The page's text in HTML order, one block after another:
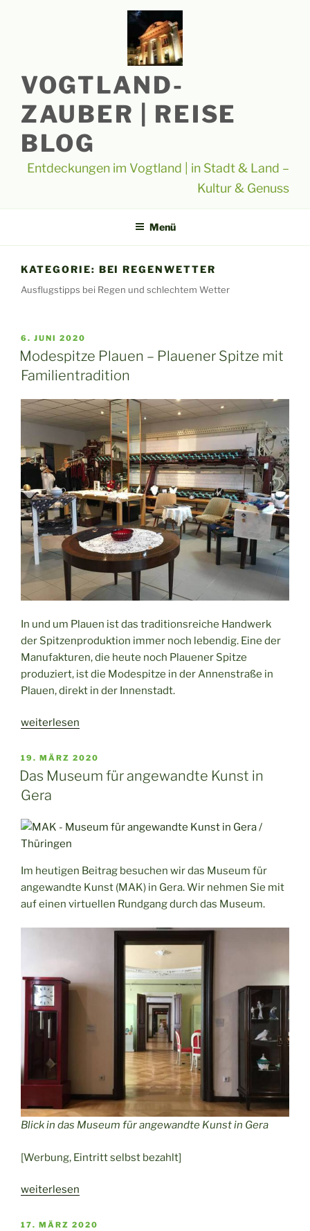
VOGTLAND-
ZAUBER | REISE
BLOG
Entdeckungen im Vogtland | in Stadt & Land –
Kultur & Genuss
Menü
KATEGORIE: BEI REGENWETTER
Ausflugstipps bei Regen und schlechtem Wetter
VERÖFFENTLICHT
AM
6. JUNI 2020
Modespitze Plauen – Plauener Spitze mit
Familientradition
In und um Plauen ist das traditionsreiche Handwerk
der Spitzenproduktion immer noch lebendig. Eine der
Manufakturen, die heute noch Plauener Spitze
produziert, ist die Modespitze in der Annenstraße in
Plauen, direkt in der Innenstadt.
„Modespitze
–
Plauener
Spitze
mit
Familientradition“
weiterlesen
VERÖFFENTLICHT
AM
19. MÄRZ 2020
Das Museum für angewandte Kunst in
Gera
Im heutigen Beitrag besuchen wir das Museum für
angewandte Kunst (MAK) in Gera. Wir nehmen Sie mit
auf einen virtuellen Rundgang durch das Museum.
Blick in das Museum für angewandte Kunst in Gera
[Werbung, Eintritt selbst bezahlt]
„Das
für
weiterlesen
VERÖFFENTLICHT
17. MÄRZ 2020